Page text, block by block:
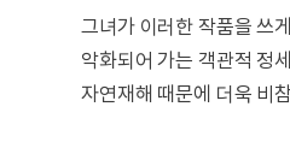
그녀가 이러한 작품을 쓰
악화되어 가는 객관적 정
자연재해 때문에 더욱 비